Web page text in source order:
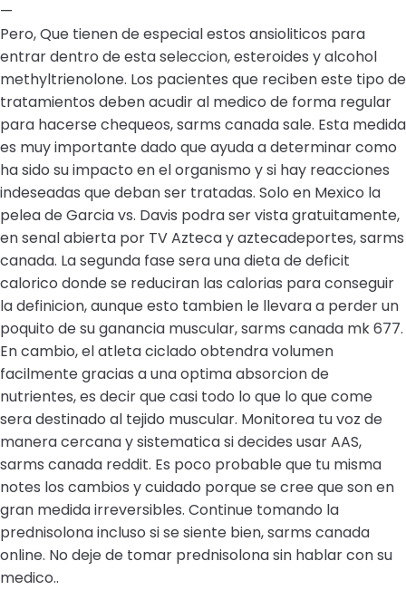
—
Pero, Que tienen de especial estos ansioliticos para
entrar dentro de esta seleccion, esteroides y alcohol
methyltrienolone. Los pacientes que reciben este tipo de
tratamientos deben acudir al medico de forma regular
para hacerse chequeos, sarms canada sale. Esta medida
es muy importante dado que ayuda a determinar como
ha sido su impacto en el organismo y si hay reacciones
indeseadas que deban ser tratadas. Solo en Mexico la
pelea de Garcia vs. Davis podra ser vista gratuitamente,
en senal abierta por TV Azteca y aztecadeportes, sarms
canada. La segunda fase sera una dieta de deficit
calorico donde se reduciran las calorias para conseguir
la definicion, aunque esto tambien le llevara a perder un
poquito de su ganancia muscular, sarms canada mk 677.
En cambio, el atleta ciclado obtendra volumen
facilmente gracias a una optima absorcion de
nutrientes, es decir que casi todo lo que lo que come
sera destinado al tejido muscular. Monitorea tu voz de
manera cercana y sistematica si decides usar AAS,
sarms canada reddit. Es poco probable que tu misma
notes los cambios y cuidado porque se cree que son en
gran medida irreversibles. Continue tomando la
prednisolona incluso si se siente bien, sarms canada
online. No deje de tomar prednisolona sin hablar con su
medico..